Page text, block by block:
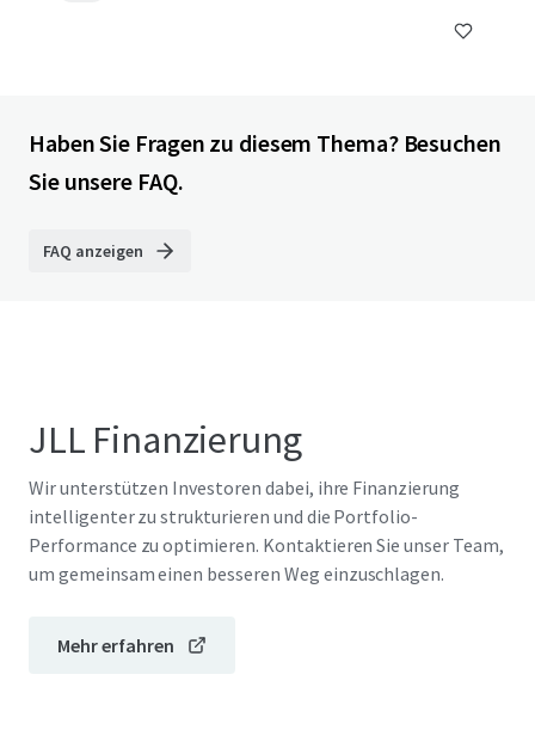
Haben Sie Fragen zu diesem Thema? Besuchen
Sie unsere FAQ.
FAQ anzeigen
JLL Finanzierung
Wir unterstützen Investoren dabei, ihre Finanzierung
intelligenter zu strukturieren und die Portfolio-
Performance zu optimieren. Kontaktieren Sie unser Team,
um gemeinsam einen besseren Weg einzuschlagen.
Mehr erfahren